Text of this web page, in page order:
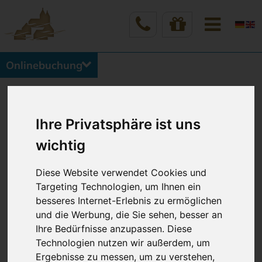
Ihre Privatsphäre ist uns
wichtig
Diese Website verwendet Cookies und
Targeting Technologien, um Ihnen ein
besseres Internet-Erlebnis zu ermöglichen
und die Werbung, die Sie sehen, besser an
Ihre Bedürfnisse anzupassen. Diese
Technologien nutzen wir außerdem, um
Ergebnisse zu messen, um zu verstehen,
Onlinebuchung
ÜBERNACHTEN
Liebevoll und komfortabel eingerichtete Zimmer und
Suiten, bequem mit demLifterreichbar. Alle
Zimmer und Suiten sind mit Du/WC und TV,
kostenfreiem W-LAN sowie Fön ausgestattet.